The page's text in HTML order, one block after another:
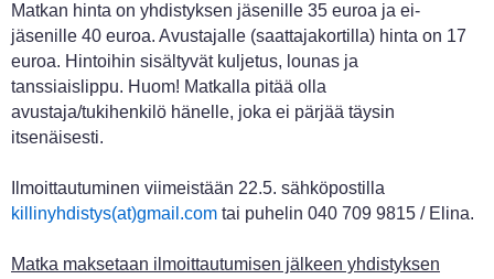
Matkan hinta on yhdistyksen jäsenille 35 euroa ja ei-
jäsenille 40 euroa. Avustajalle (saattajakortilla) hinta on 17
euroa. Hintoihin sisältyvät kuljetus, lounas ja
tanssiaislippu. Huom! Matkalla pitää olla
avustaja/tukihenkilö hänelle, joka ei pärjää täysin
itsenäisesti.
Ilmoittautuminen viimeistään 22.5. sähköpostilla
killinyhdistys(at)gmail.com tai puhelin 040 709 9815 / Elina.
Matka maksetaan ilmoittautumisen jälkeen yhdistyksen